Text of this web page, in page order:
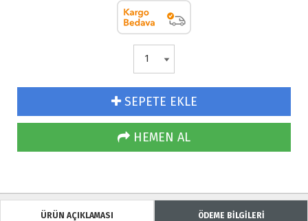
SEPETE EKLE
HEMEN AL
ÜRÜN AÇIKLAMASI ÖDEME BİLGİLERİ